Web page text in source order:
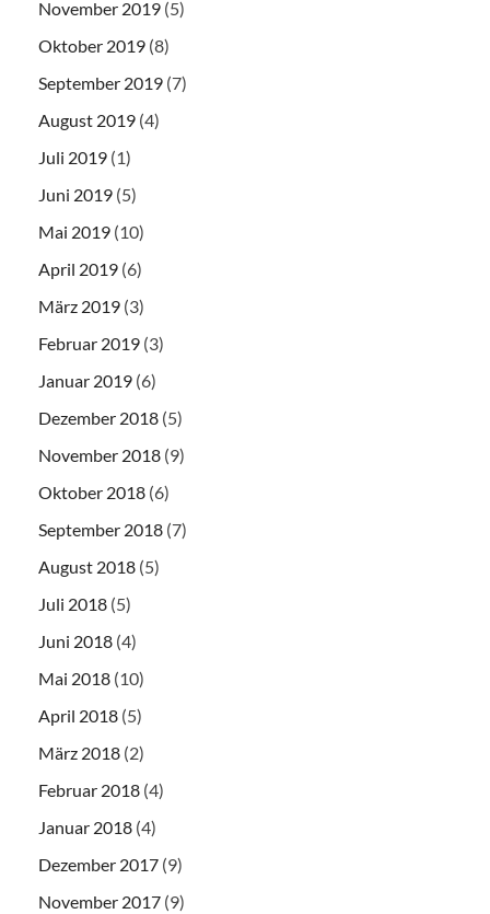
November 2019 (5)
Oktober 2019 (8)
September 2019 (7)
August 2019 (4)
Juli 2019 (1)
Juni 2019 (5)
Mai 2019 (10)
April 2019 (6)
März 2019 (3)
Februar 2019 (3)
Januar 2019 (6)
Dezember 2018 (5)
November 2018 (9)
Oktober 2018 (6)
September 2018 (7)
August 2018 (5)
Juli 2018 (5)
Juni 2018 (4)
Mai 2018 (10)
April 2018 (5)
März 2018 (2)
Februar 2018 (4)
Januar 2018 (4)
Dezember 2017 (9)
November 2017 (9)